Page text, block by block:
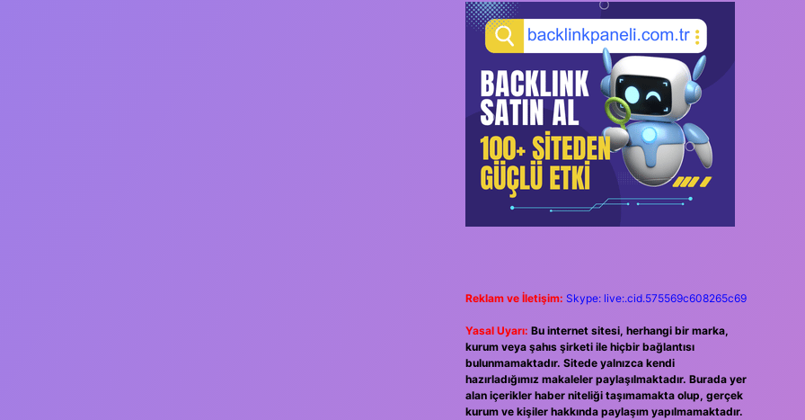
Reklam ve İletişim: Skype: live:.cid.575569c608265c69
Yasal Uyarı: Bu internet sitesi, herhangi bir marka,
kurum veya şahıs şirketi ile hiçbir bağlantısı
bulunmamaktadır. Sitede yalnızca kendi
hazırladığımız makaleler paylaşılmaktadır. Burada yer
alan içerikler haber niteliği taşımamakta olup, gerçek
kurum ve kişiler hakkında paylaşım yapılmamaktadır.